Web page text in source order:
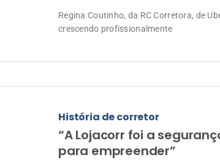
Regina Coutinho, da RC Corretora, de
crescendo profissionalmente
História de corretor
“A Lojacorr foi a
para empreender”